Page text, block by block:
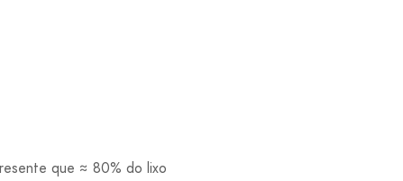
que ≈ 80% do lixo